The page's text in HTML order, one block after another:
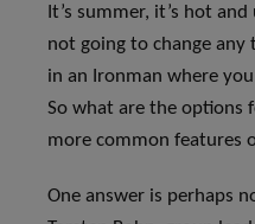
It’s summer, it’s hot
not going to change any
in an Ironman where
So what are the options
more common features
One answer is perhaps